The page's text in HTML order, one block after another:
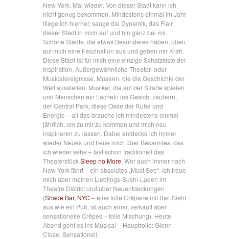
New York. Mal wieder. Von dieser Stadt kann ich
nicht genug bekommen. Mindestens einmal im Jahr
fliege ich hierher, sauge die Dynamik, das Flair
dieser Stadt in mich auf und bin ganz bei mir.
Schöne Städte, die etwas Besonderes haben, üben
auf mich eine Faszination aus und geben mir Kraft.
Diese Stadt ist für mich eine einzige Schatzkiste der
Inspiration. Außergewöhnliche Theater- oder
Musicalereignisse, Museen, die die Geschichte der
Welt ausstellen, Musiker, die auf der Straße spielen
und Menschen ein Lächeln ins Gesicht zaubern,
der Central Park, diese Oase der Ruhe und
Energie – all das brauche ich mindestens einmal
jährlich, um zu mir zu kommen und mich neu
inspirieren zu lassen. Dabei entdecke ich immer
wieder Neues und freue mich über Bekanntes, das
ich wieder sehe – fast schon traditionell das
TheaterstückSleep no More. Wer auch immer nach
New York fährt – ein absolutes „Must See“. Ich freue
mich über meinen Lieblings-Sushi-Laden im
Theatre District und über Neuentdeckungen
(Shade Bar, NYC – eine tolle Crêperie mit Bar. Sieht
aus wie ein Pub, ist auch einer, verkauft aber
sensationelle Crêpes – tolle Mischung). Heute
Abend geht es ins Musical – Hauptrolle: Glenn
Close. Sensationell.